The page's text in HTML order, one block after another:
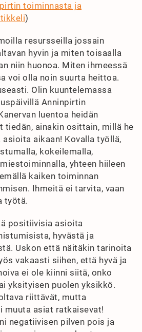
toiminnasta ja
)
resursseilla jossain
hyvin ja miten toisaalla
niin huonoa. Miten ihmeessä
voi olla noin suurta heittoa.
Olin kuuntelemassa
Anninpirtin
luentoa heidän
tiedän, ainakin osittain, millä he
aikaan! Kovalla työllä,
kokeilemalla,
yhteen hiileen
kaiken toiminnan
Ihmeitä ei tarvita, vaan
työtä.
positiivisia asioita
hyvästä ja
Uskon että näitäkin tarinoita
vakaasti siihen, että hyvä ja
ei ole kiinni siitä, onko
yksityisen puolen yksikkö.
riittävät, mutta
muuta asiat ratkaisevat!
negatiivisen pilven pois ja